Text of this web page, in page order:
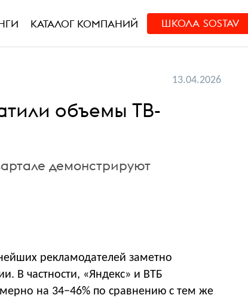
КАТАЛОГ КОМПАНИЙ ШКОЛА SOSTAV
13.04.2026
объемы ТВ-
демонстрируют
рекламодателей заметно
В частности, «Яндекс» и ВТБ
на 34−46% по сравнению с тем же